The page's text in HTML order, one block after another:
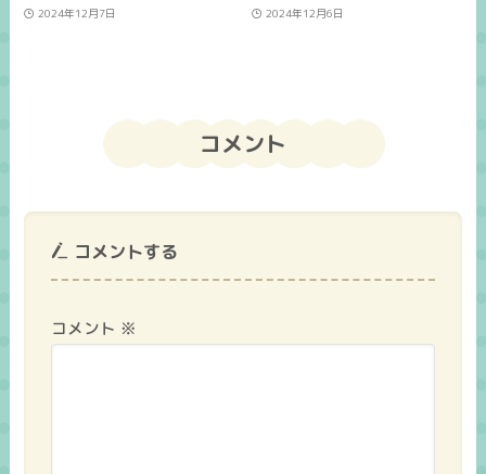
2024年12月7日 2024年12月6日
コメント
コメントする
コメント ※